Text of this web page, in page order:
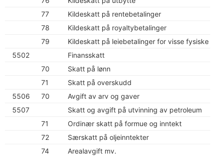
77
Kildeskatt på rentebetalinger
78
Kildeskatt på royaltybetalinger
79
Kildeskatt på leiebetalinger for visse fysiske
5502
Finansskatt
70
Skatt på lønn
71
Skatt på overskudd
5506
70
Avgift av arv og gaver
5507
Skatt og avgift på utvinning av petroleum
71
Ordinær skatt på formue og inntekt
72
Særskatt på oljeinntekter
74
Arealavgift mv.